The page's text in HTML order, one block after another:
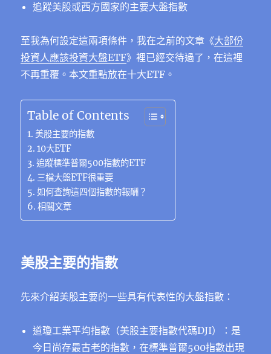
追蹤美股或西方國家的主要大盤指數
至我為何設定這兩項條件，我在之前的文章 《大部份
投資人應該投資大盤ETF》裡已經交待過了，在這裡
不再重覆。本文重點放在十大ETF。
Table of Contents
美股主要的指數
10大ETF
追蹤標準普爾500指數的ETF
三檔大盤ETF很重要
如何查詢這四個指數的報酬？
相關文章
美股主要的指數
先來介紹美股主要的一些具有代表性的大盤指數：
道瓊工業平均指數（美股主要指數代碼DJI）：是
今日尚存最古老的指數，在標準普爾500指數出現